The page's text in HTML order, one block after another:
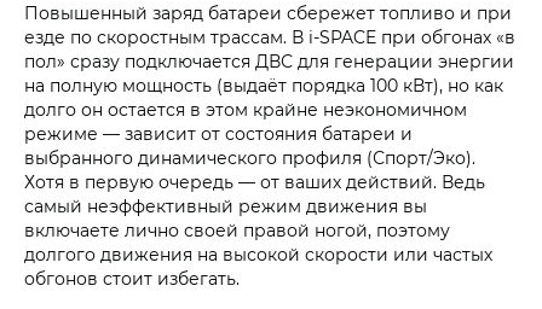
Повышенный заряд батареи сбережет топливо и при
езде по скоростным трассам. В i‑SPACE при обгонах «в
пол» сразу подключается ДВС для генерации энергии
на полную мощность (выдаёт порядка 100 кВт), но как
долго он остается в этом крайне неэкономичном
режиме — зависит от состояния батареи и
выбранного динамического профиля (Спорт/Эко).
Хотя в первую очередь — от ваших действий. Ведь
самый неэффективный режим движения вы
включаете лично своей правой ногой, поэтому
долгого движения на высокой скорости или частых
обгонов стоит избегать.